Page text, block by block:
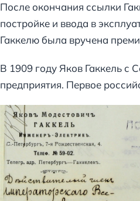
После окончания ссылки
постройке и ввода в
Гаккелю была вручена
В 1909 году Яков Гаккель с
предприятия. Первое